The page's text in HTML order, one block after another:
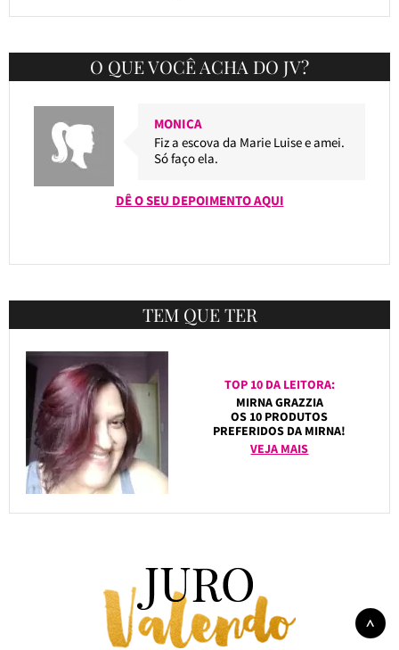
O QUE VOCÊ ACHA DO JV?
MONICA
Fiz a escova da Marie Luise e amei.
Só faço ela.
DÊ O SEU DEPOIMENTO AQUI
TEM QUE TER
TOP 10 DA LEITORA:
MIRNA GRAZZIA
OS 10 PRODUTOS
PREFERIDOS DA MIRNA!
VEJA MAIS